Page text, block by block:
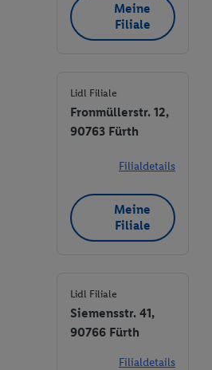
Meine
Filiale
Lidl Filiale
Fronmüllerstr. 12,
90763 Fürth
Filialdetails
Meine
Filiale
Lidl Filiale
Siemensstr. 41,
90766 Fürth
Filialdetails